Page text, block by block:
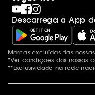
Descarrega a App
Menções adicionais
Marcas excluídas das
*Ver condições das nossas
**Exclusividade na rede